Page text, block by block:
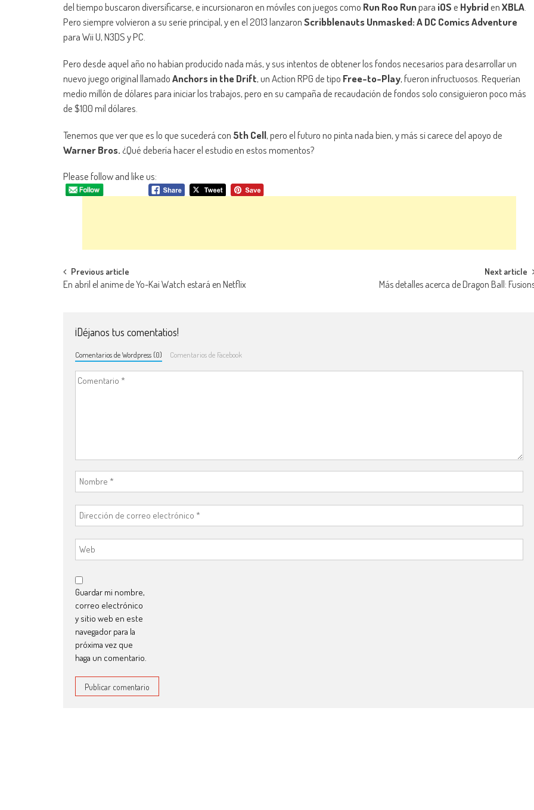
del tiempo buscaron diversificarse, e incursionaron en móviles con juegos como Run Roo Runpara iOSe HybridenXBLA.
Pero siempre volvieron a su serie principal, y en el 2013 lanzaronScribblenauts Unmasked: A DC Comics Adventure
para Wii U, N3DS y PC.
Pero desde aquel año no habían producido nada más, y sus intentos de obtener los fondos necesarios para desarrollar un
nuevo juego original llamadoAnchors in the Drift, un Action RPG de tipo Free-to-Play, fueron infructuosos. Requerían
medio millón de dólares para iniciar los trabajos, pero en su campaña de recaudación de fondos solo consiguieron poco más
de $100 mil dólares.
Tenemos que ver que es lo que sucederá con 5th Cell, pero el futuro no pinta nada bien, y más si carece del apoyo de
Warner Bros. ¿Qué debería hacer el estudio en estos momentos?
Please follow and like us:
Navegación de entradas
Previous article
En abril el anime de Yo-Kai Watch estará en Netflix
Next article
Más detalles acerca de Dragon Ball:
¡Déjanos tus comentatios!
Comentarios de Wordpress (0) Comentarios de Facebook
Guardar mi nombre,
correo electrónico
y sitio web en este
navegador para la
próxima vez que
haga un comentario.